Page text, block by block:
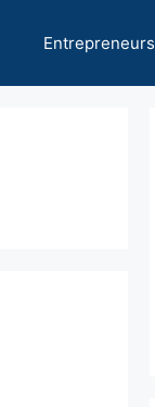
Entrepreneurs